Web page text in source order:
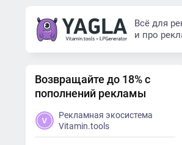
Всё для
и про
Возвращайте до 18% с
пополнений рекламы
Рекламная экосистема
Vitamin.tools